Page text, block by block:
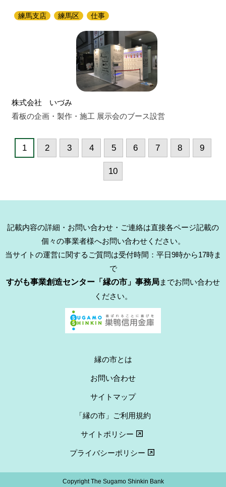
練馬支店 練馬区 仕事
株式会社 いづみ
看板の企画・製作・施工 展示会のブース設営
1 2 3 4 5 6 7 8 9
10
記載内容の詳細・お問い合わせ・ご連絡は直接各ページ記載の
個々の事業者様へお問い合わせください。
当サイトの運営に関するご質問は受付時間：平日9時から17時ま
で
すがも事業創造センター「縁の市」事務局までお問い合わせ
ください。
縁の市とは
お問い合わせ
サイトマップ
「縁の市」ご利用規約
サイトポリシー
プライバシーポリシー
Copyright The Sugamo Shinkin Bank